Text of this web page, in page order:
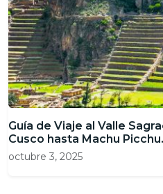
Guía de Viaje al Valle
Cusco hasta Machu Picchu.
octubre 3, 2025